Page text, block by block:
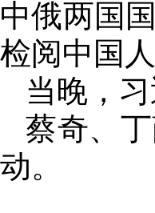
中俄两国
检阅中国
当晚，
蔡奇、
动。